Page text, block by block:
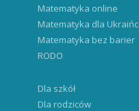
Matematyka online
Matematyka dla
Matematyka bez barier
RODO
Dla szkół
Dla rodziców